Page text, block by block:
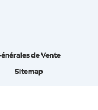
de Vente
Sitemap